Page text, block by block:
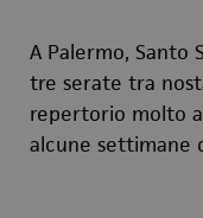
A Palermo, Santo
tre serate tra
repertorio molto
alcune settimane